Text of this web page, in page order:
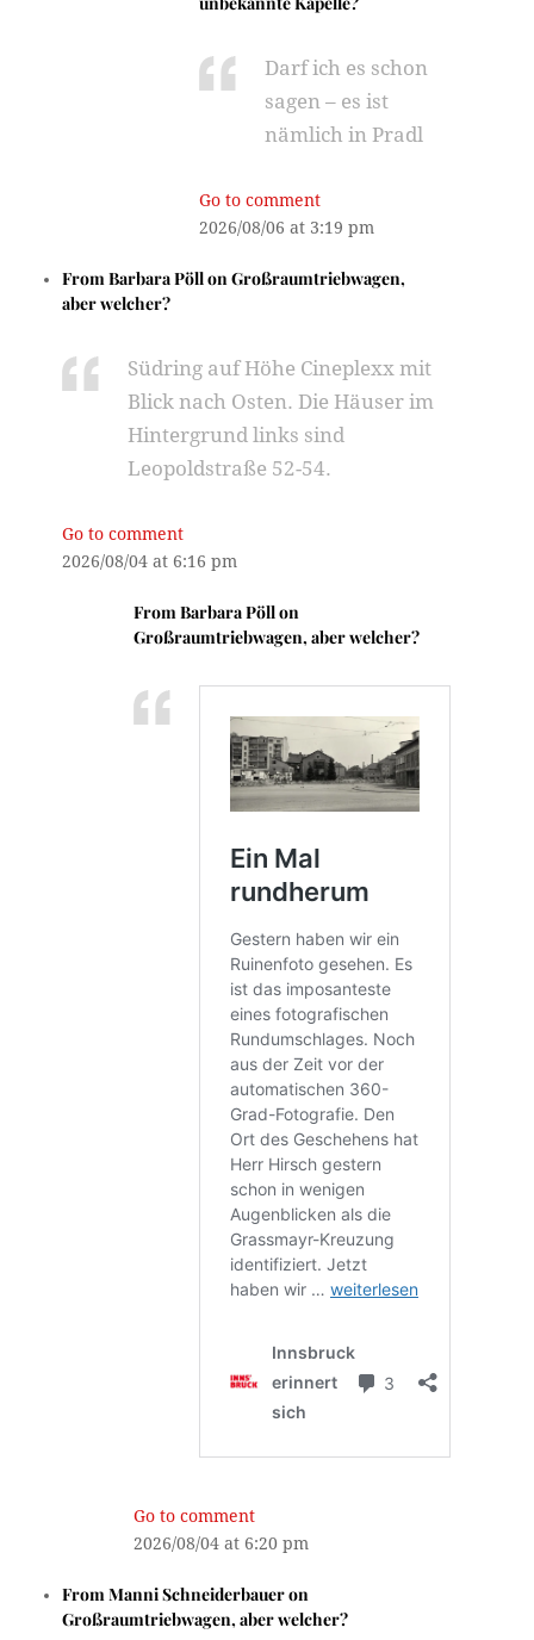
Darf ich es schon
sagen – es ist
nämlich in Pradl
Go to comment
2026/08/06 at 3:19 pm
FromBarbara PöllonGroßraumtriebwagen,
aber welcher?
Südring auf Höhe Cineplexx mit
Blick nach Osten. Die Häuser im
Hintergrund links sind
Leopoldstraße 52-54.
Go to comment
2026/08/04 at 6:16 pm
FromBarbara Pöllon
Großraumtriebwagen, aber welcher?
Go to comment
2026/08/04 at 6:20 pm
FromManni Schneiderbaueron
Großraumtriebwagen, aber welcher?